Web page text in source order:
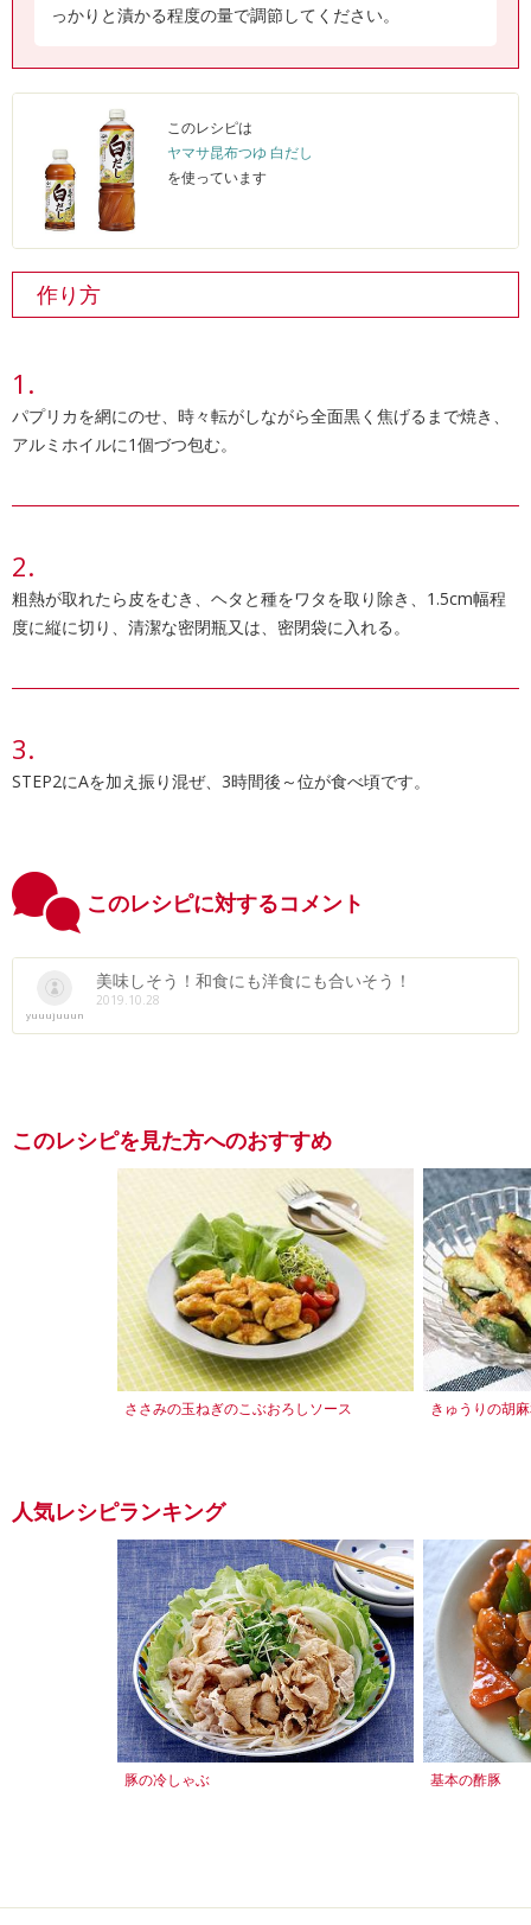
っかりと漬かる程度の量で調節してください。
このレシピは
ヤマサ昆布つゆ 白だし
を使っています
作り方
パプリカを網にのせ、時々転がしながら全面黒く焦げるまで焼き、
アルミホイルに1個づつ包む。
粗熱が取れたら皮をむき、ヘタと種をワタを取り除き、1.5cm幅程
度に縦に切り、清潔な密閉瓶又は、密閉袋に入れる。
STEP2にAを加え振り混ぜ、3時間後～位が食べ頃です。
このレシピに対するコメント
yuuujuuun
美味しそう！和食にも洋食にも合いそう！
2019.10.28
このレシピを見た方へのおすすめ
ささみの玉ねぎのこぶおろしソース きゅうりの胡
人気レシピランキング
豚の冷しゃぶ 基本の酢豚